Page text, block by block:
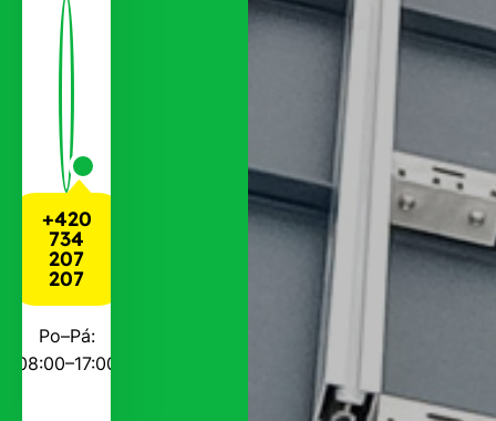
+420
734
207
207
Po–Pá:
08:00–17:00